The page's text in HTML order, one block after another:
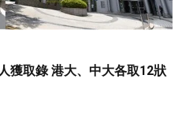
獲取錄 港大、中大各取12狀